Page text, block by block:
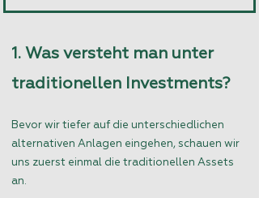
1. Was versteht man unter
traditionellen Investments?
Bevor wir tiefer auf die unterschiedlichen
alternativen Anlagen eingehen, schauen wir
uns zuerst einmal die traditionellen Assets
an.